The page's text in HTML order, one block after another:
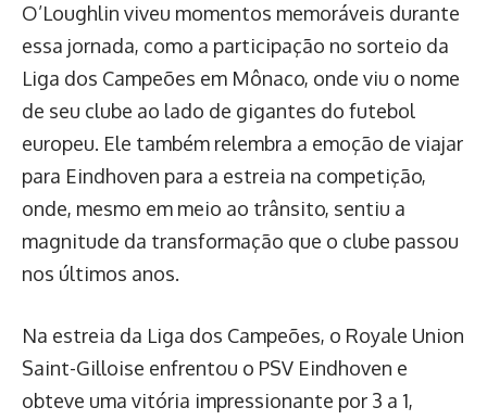
O’Loughlin viveu momentos memoráveis durante
essa jornada, como a participação no sorteio da
Liga dos Campeões em Mônaco, onde viu o nome
de seu clube ao lado de gigantes do futebol
europeu. Ele também relembra a emoção de viajar
para Eindhoven para a estreia na competição,
onde, mesmo em meio ao trânsito, sentiu a
magnitude da transformação que o clube passou
nos últimos anos.
Na estreia da Liga dos Campeões, o Royale Union
Saint-Gilloise enfrentou o PSV Eindhoven e
obteve uma vitória impressionante por 3 a 1,